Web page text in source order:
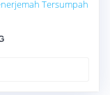
Tersumpah